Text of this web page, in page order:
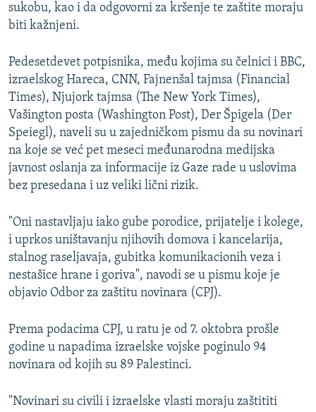
sukobu, kao i da odgovorni za kršenje te zaštite moraju
biti kažnjeni.
Pedesetdevet potpisnika, među kojima su čelnici i BBC,
izraelskog Hareca, CNN, Fajnenšal tajmsa (Financial
Times), Njujork tajmsa (The New York Times),
Vašington posta (Washington Post), Der Špigela (Der
Speiegl), naveli su u zajedničkom pismu da su novinari
na koje se već pet meseci međunarodna medijska
javnost oslanja za informacije iz Gaze rade u uslovima
bez presedana i uz veliki lični rizik.
"Oni nastavljaju iako gube porodice, prijatelje i kolege,
i uprkos uništavanju njihovih domova i kancelarija,
stalnog raseljavaja, gubitka komunikacionih veza i
nestašice hrane i goriva", navodi se u pismu koje je
objavio Odbor za zaštitu novinara (CPJ).
Prema podacima CPJ, u ratu je od 7. oktobra prošle
godine u napadima izraelske vojske poginulo 94
novinara od kojih su 89 Palestinci.
"Novinari su civili i izraelske vlasti moraju zaštititi